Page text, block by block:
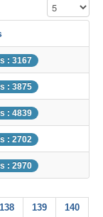
Affichage #
: 3167
: 3875
: 4839
: 2702
: 2970
138 139 140